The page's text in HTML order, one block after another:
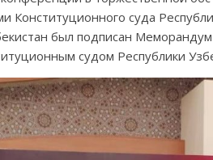
Конституционного суда
был подписан
судом Республики